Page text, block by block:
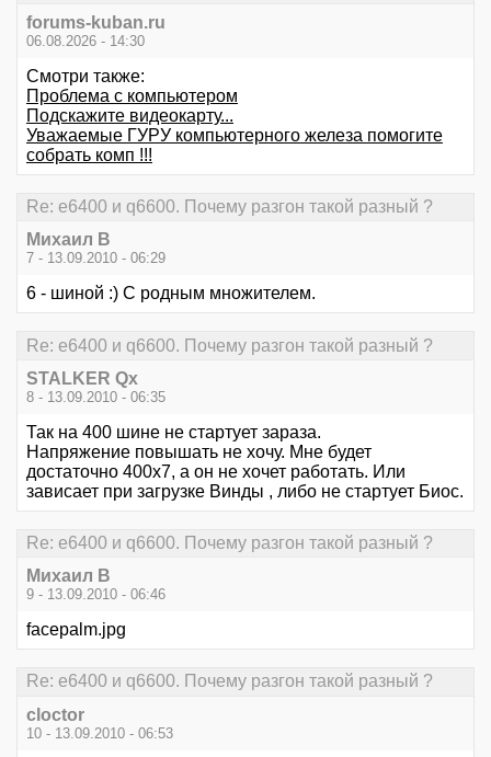
forums-kuban.ru
06.08.2026 - 14:30
Смотри также:
Проблема с компьютером
Подскажите видеокарту...
Уважаемые ГУРУ компьютерного железа помогите
собрать комп !!!
Re: е6400 и q6600. Почему разгон такой разный ?
Михаил В
7 - 13.09.2010 - 06:29
6 - шиной :) С родным множителем.
Re: е6400 и q6600. Почему разгон такой разный ?
STALKER Qx
8 - 13.09.2010 - 06:35
Так на 400 шине не стартует зараза.
Напряжение повышать не хочу. Мне будет
достаточно 400х7, а он не хочет работать. Или
зависает при загрузке Винды , либо не стартует Биос.
Re: е6400 и q6600. Почему разгон такой разный ?
Михаил В
9 - 13.09.2010 - 06:46
facepalm.jpg
Re: е6400 и q6600. Почему разгон такой разный ?
cloctor
10 - 13.09.2010 - 06:53